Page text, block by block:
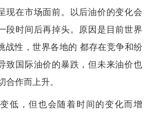
现在市场面前。以后油价的变化会
段时间后再掉头。原因是目前世界
战性，世界各地的 都存在竞争和纷
致国际油价的暴跌，但未来油价也
合作而上升。
低，但也会随着时间的变化而增